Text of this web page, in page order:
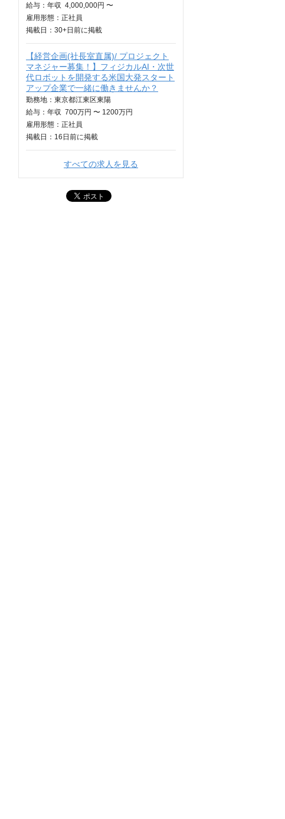
給与： 年収 4,000,000円 〜
雇用形態：正社員
掲載日： 30+日 前に掲載
【経営企画(社長室直属)/ プロジェクト
マネジャー募集！】フィジカルAI・次世
代ロボットを開発する米国大発スタート
アップ企業で一緒に働きませんか？
勤務地：東京都江東区東陽
給与： 年収 700万円 〜 1200万円
雇用形態：正社員
掲載日： 16日 前に掲載
すべての求人を見る